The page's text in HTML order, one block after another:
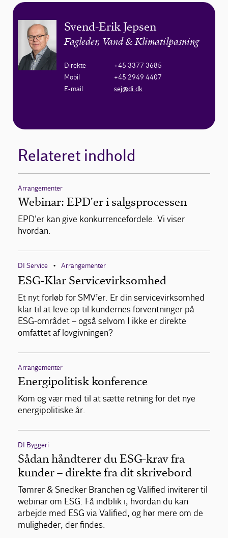
Svend-Erik Jepsen
Fagleder, Vand & Klimatilpasning
Direkte
+45 3377 3685
Mobil
+45 2949 4407
E-mail
sej@di.dk
Relateret indhold
Arrangementer
Webinar: EPD'er i salgsprocessen
EPD'er kan give konkurrencefordele. Vi viser
hvordan.
DI Service • Arrangementer
ESG-Klar Servicevirksomhed
Et nyt forløb for SMV’er. Er din servicevirksomhed
klar til at leve op til kundernes forventninger på
ESG-området – også selvom I ikke er direkte
omfattet af lovgivningen?
Arrangementer
Energipolitisk konference
Kom og vær med til at sætte retning for det nye
energipolitiske år.
DI Byggeri
Sådan håndterer du ESG-krav fra
kunder – direkte fra dit skrivebord
Tømrer & Snedker Branchen og Valified inviterer til
webinar om ESG. Få indblik i, hvordan du kan
arbejde med ESG via Valified, og hør mere om de
muligheder, der findes.